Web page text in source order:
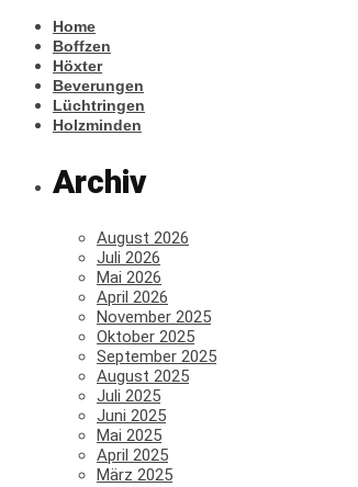
Home
Boffzen
Höxter
Beverungen
Lüchtringen
Holzminden
Archiv
August 2026
Juli 2026
Mai 2026
April 2026
November 2025
Oktober 2025
September 2025
August 2025
Juli 2025
Juni 2025
Mai 2025
April 2025
März 2025